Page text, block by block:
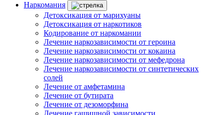
Наркомания
Детоксикация от марихуаны
Детоксикация от наркотиков
Кодирование от наркомании
Лечение наркозависимости от героина
Лечение наркозависимости от кокаина
Лечение наркозависимости от мефедрона
Лечение наркозависимости от синтетических
солей
Лечение от амфетамина
Лечение от бутирата
Лечение от дезоморфина
Лечение гашишной зависимости